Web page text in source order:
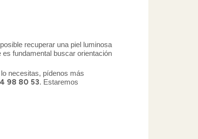
recuperar una piel luminosa
fundamental buscar orientación
necesitas, pídenos más
98 80 53. Estaremos